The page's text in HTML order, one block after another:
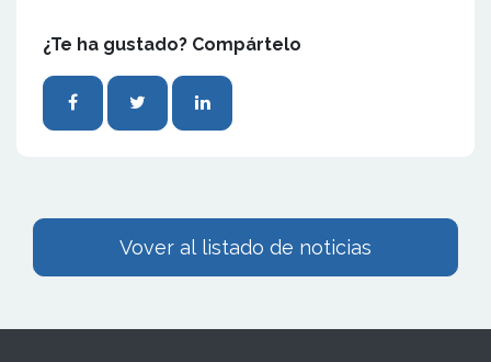
¿Te ha gustado? Compártelo
Vover al listado de noticias